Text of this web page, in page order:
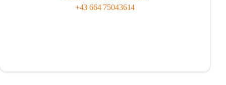
+43 664 75043614